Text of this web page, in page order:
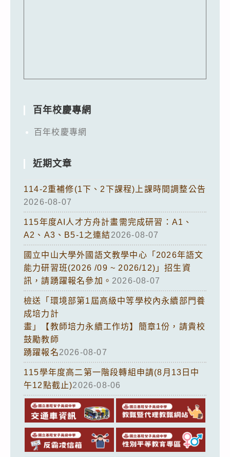
百年校慶專網
百年校慶專網
近期文章
114-2重補修(1下、2下課程)上課時間調整公告
2026-08-07
115年度AI人才方舟計畫需完成研習：A1、
A2、A3、B5-1之連結2026-08-07
國立中山大學外國語文教學中心「2026年語文
能力研習班(2026 /09 ~ 2026/12)」招生資
訊，請踴躍報名參加。 2026-08-07
檢送「環境部第1屆高級中等學校內永續部門養
成培力計
畫」【教師培力永續工作坊】簡章1份，請貴校
鼓勵教師
踴躍報名2026-08-07
115學年度高二第一階段轉組申請(8月13日中
午12點截止)2026-08-06